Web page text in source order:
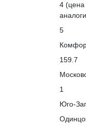
4(цена
5
159.7
1
Юго-